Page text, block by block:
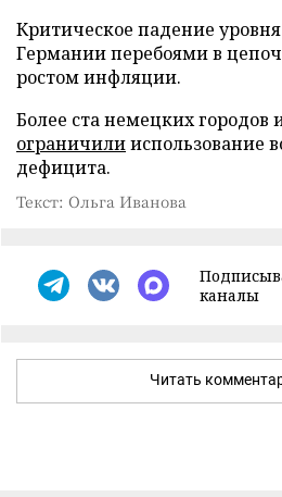
Критическое падение
Германии перебоями в
ростом инфляции.
Более ста немецких городов
ограничилииспользование
дефицита.
Текст: Ольга Иванова
каналы
Читать